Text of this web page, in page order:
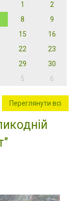
1
2
8
9
15
16
22
23
29
30
5 6
Переглянути всі